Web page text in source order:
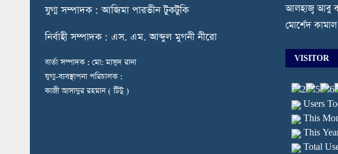
যুগ্ম সম্পাদক : আজিমা পারভীন টুকটুকি
নির্বাহী সম্পাদক : এস. এম. আব্দুল মুগনী নীরো
বার্তা সম্পাদক : মো: মাসুদ রানা
যুগ্ম-ব্যবস্থাপনা পরিচালক :
কাজী আসাদুর রহমান ( টিটু )
আলহাজ্ব আবু
মোর্শেদ কামাল
VISITOR
Users
This
This
Total